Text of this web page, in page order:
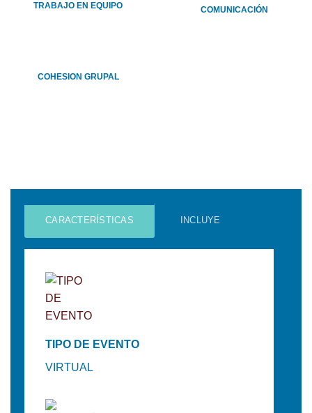
TRABAJO EN EQUIPO COMUNICACIÓN
COHESION GRUPAL
CARACTERÍSTICAS INCLUYE
TIPO DE EVENTO
VIRTUAL